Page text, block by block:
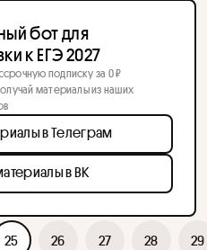
25 26 27 28 29
бот для
к ЕГЭ 2027
подписку за 0 ₽
материалы из наших
в Телеграм
в ВК